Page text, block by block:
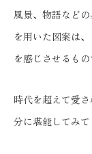
風景、物語など
を用いた図案は
を感じさせるもの
時代を超えて愛
分に堪能してみて